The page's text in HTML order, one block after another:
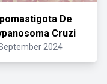
De
Cruzi
2024